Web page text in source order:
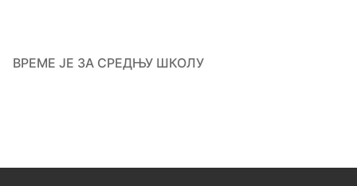
ВРЕМЕ ЈЕ ЗА СРЕДЊУ ШКОЛУ